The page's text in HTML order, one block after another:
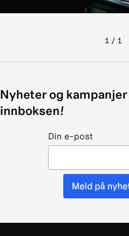
1 / 1
Nyheter og
innboksen!
Din e-post
Meld på